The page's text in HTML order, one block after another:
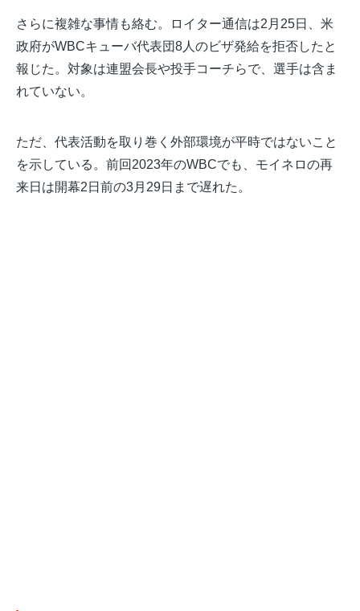
さらに複雑な事情も絡む。ロイター通信は2月25日、米
政府がWBCキューバ代表団8人のビザ発給を拒否したと
報じた。対象は連盟会長や投手コーチらで、選手は含ま
れていない。
ただ、代表活動を取り巻く外部環境が平時ではないこと
を示している。前回2023年のWBCでも、モイネロの再
来日は開幕2日前の3月29日まで遅れた。